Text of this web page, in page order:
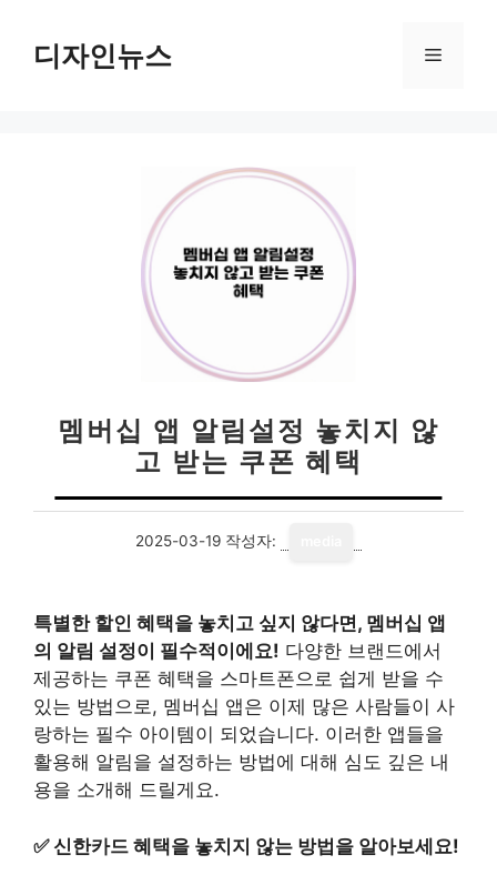
디자인뉴스 메
멤버십 앱 알림설정 놓치지 않
고 받는 쿠폰 혜택
2025-03-19 작성자:
특별한 할인 혜택을 놓치고 싶지 않다면, 멤버십 앱
의 알림 설정이 필수적이에요! 다양한 브랜드에서
제공하는 쿠폰 혜택을 스마트폰으로 쉽게 받을 수
있는 방법으로, 멤버십 앱은 이제 많은 사람들이 사
랑하는 필수 아이템이 되었습니다. 이러한 앱들을
활용해 알림을 설정하는 방법에 대해 심도 깊은 내
용을 소개해 드릴게요.
✅신한카드 혜택을 놓치지 않는 방법을 알아보세요!